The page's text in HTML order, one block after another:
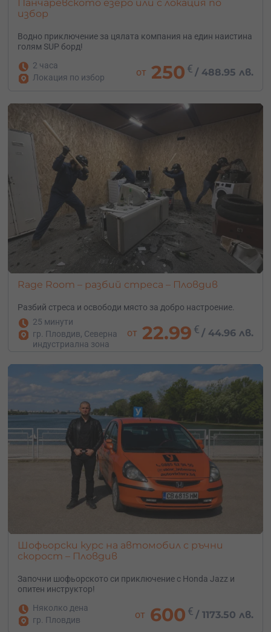
Панчаревското езеро или с локация по
избор
Водно приключение за цялата компания на един наистина
голям SUP борд!
2 часа
Локация по избор
от 250 € /488.95 лв.
Rage Room – разбий стреса – Пловдив
Разбий стреса и освободи място за добро настроение.
25 минути
гр. Пловдив, Северна
индустриална зона
от 22.99 € /44.96 лв.
Шофьорски курс на автомобил с ръчни
скорост – Пловдив
Започни шофьорското си приключение с Honda Jazz и
опитен инструктор!
Няколко дена
гр. Пловдив
от 600 € / 1173.50 лв.